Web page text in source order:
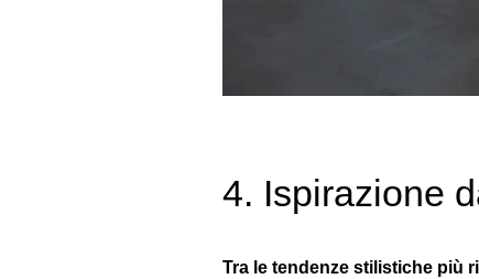
4. Ispirazione
Tra le tendenze stilistiche più